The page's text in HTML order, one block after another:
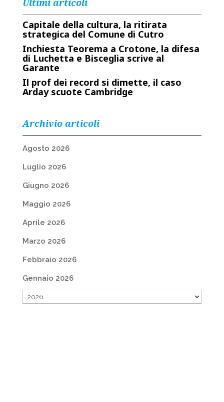
Ultimi articoli
Capitale della cultura, la ritirata
strategica del Comune di Cutro
Inchiesta Teorema a Crotone, la difesa
di Luchetta e Bisceglia scrive al
Garante
Il prof dei record si dimette, il caso
Arday scuote Cambridge
Archivio articoli
Agosto 2026
Luglio 2026
Giugno 2026
Maggio 2026
Aprile 2026
Marzo 2026
Febbraio 2026
Gennaio 2026